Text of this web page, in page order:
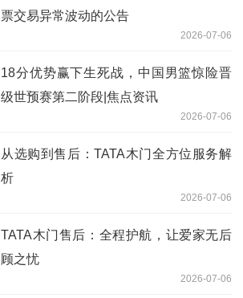
票交易异常波动的公告
2026-07-06
18分优势赢下生死战，中国男篮惊险晋
级世预赛第二阶段|焦点资讯
2026-07-06
从选购到售后：TATA木门全方位服务解
析
2026-07-06
TATA木门售后：全程护航，让爱家无后
顾之忧
2026-07-06